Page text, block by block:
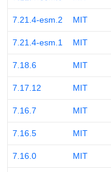
7.21.4-esm.2 MIT
7.21.4-esm.1 MIT
7.18.6 MIT
7.17.12 MIT
7.16.7 MIT
7.16.5 MIT
7.16.0 MIT